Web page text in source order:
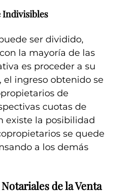
Indivisibles
ser dividido,
la mayoría de las
es proceder a su
el ingreso obtenido se
de
cuotas de
existe la posibilidad
se quede
a los demás
de la Venta